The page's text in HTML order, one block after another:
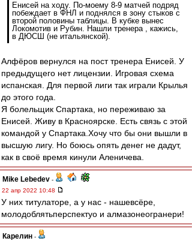
Енисей на ходу. По-моему 8-9 матчей подряд
побеждает в ФНЛ и поднялся в зону стыков с
второй половины таблицы. В кубке вынес
Локомотив и Рубин. Нашли тренера , кажись,
в ДЮСШ (не итальянской).
Алфёров вернулся на пост тренера Енисей. У
предыдущего нет лицензии. Игровая схема
испанская. Для первой лиги так играли Крылья
до этого года.
Я болельщик Спартака, но переживаю за
Енисей. Живу в Красноярске. Есть связь с этой
командой у Спартака.Хочу что бы они вышли в
высшую лигу. Но боюсь опять денег не дадут,
как в своё время кинули Аленичева.
Mike Lebedev -
22 апр 2022 10:48
У них титулаторе, а у нас - нашевсёре,
молодоблятьперспектуо и алмазонеогранери!
Карелин -